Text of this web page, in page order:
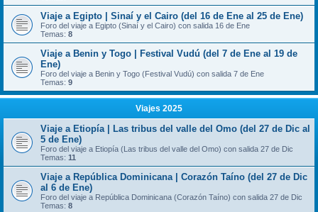
Viaje a Egipto | Sinaí y el Cairo (del 16 de Ene al 25 de Ene)
Foro del viaje a Egipto (Sinaí y el Cairo) con salida 16 de Ene
Temas: 8
Viaje a Benin y Togo | Festival Vudú (del 7 de Ene al 19 de
Ene)
Foro del viaje a Benin y Togo (Festival Vudú) con salida 7 de Ene
Temas: 9
Viajes 2025
Viaje a Etiopía | Las tribus del valle del Omo (del 27 de Dic al
5 de Ene)
Foro del viaje a Etiopía (Las tribus del valle del Omo) con salida 27 de Dic
Temas: 11
Viaje a República Dominicana | Corazón Taíno (del 27 de Dic
al 6 de Ene)
Foro del viaje a República Dominicana (Corazón Taíno) con salida 27 de Dic
Temas: 8